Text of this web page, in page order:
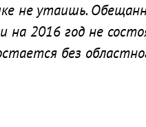
не утаишь.
2016 год не
без